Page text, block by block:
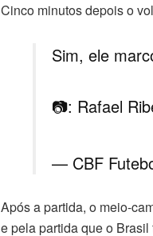
Cinco minutos depois o
Sim, ele
📷: Rafael
— CBF
Após a partida, o meio-
e pela partida que o